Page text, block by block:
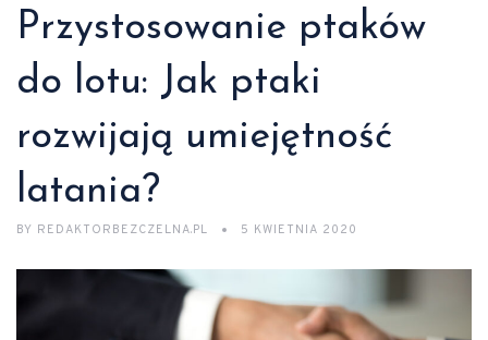
Przystosowanie ptaków
do lotu: Jak ptaki
rozwijają umiejętność
latania?
BY REDAKTORBEZCZELNA.PL 5 KWIETNIA 2020